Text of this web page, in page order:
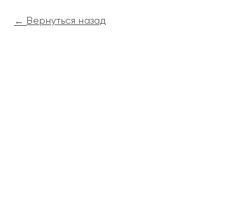
Вернуться назад